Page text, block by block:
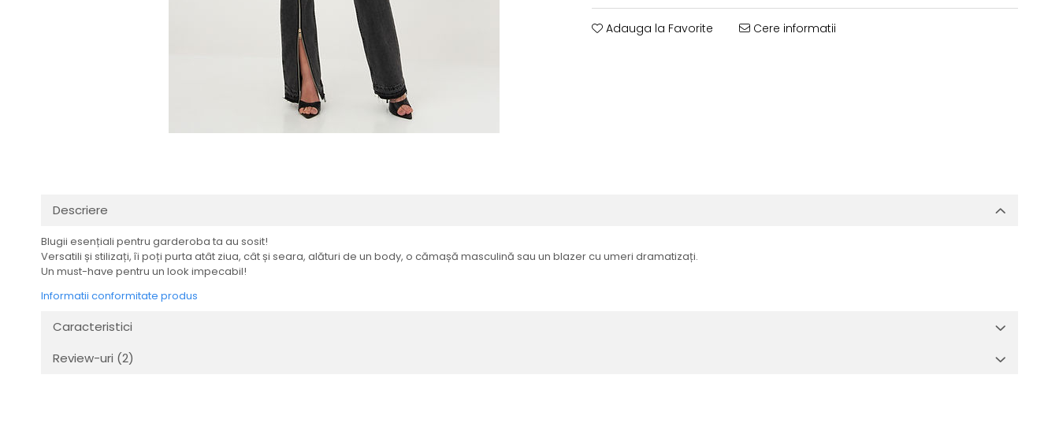
Adauga la Favorite Cere informatii
Descriere
Blugii esențiali pentru garderoba ta au sosit!
Versatili și stilizați, îi poți purta atât ziua, cât și seara, alături de un body, o cămașă masculină sau un blazer cu umeri dramatizați.
Un must-have pentru un look impecabil!
Informatii conformitate produs
Caracteristici
Review-uri (2)